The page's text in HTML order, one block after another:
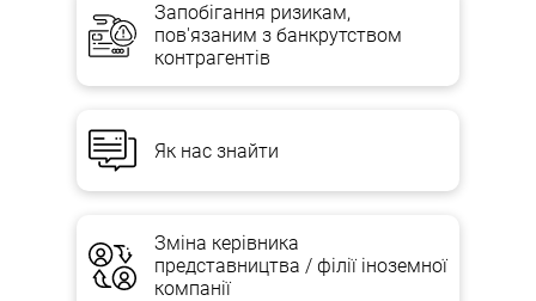
Запобігання ризикам,
пов'язаним з банкрутством
контрагентів
Як нас знайти
Зміна керівника
представництва / філії іноземної
компанії